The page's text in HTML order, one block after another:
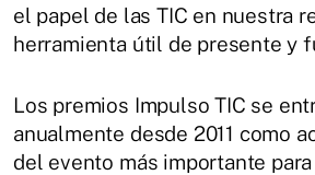
el papel de las TIC en nuestra
herramienta útil de presente y
Los premios Impulso TIC se
anualmente desde 2011 como
del evento más importante